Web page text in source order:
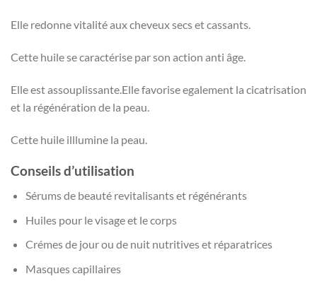
Elle redonne vitalité aux cheveux secs et cassants.
Cette huile se caractérise par son action anti âge.
Elle est assouplissante.Elle favorise egalement la cicatrisation
et la régénération de la peau.
Cette huile illlumine la peau.
Conseils d’utilisation
Sérums de beauté revitalisants et régénérants
Huiles pour le visage et le corps
Crémes de jour ou de nuit nutritives et réparatrices
Masques capillaires